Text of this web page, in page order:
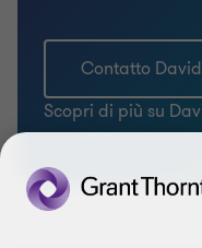
Contatto
Scopri di più su